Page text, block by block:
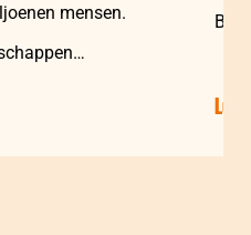
mensen.